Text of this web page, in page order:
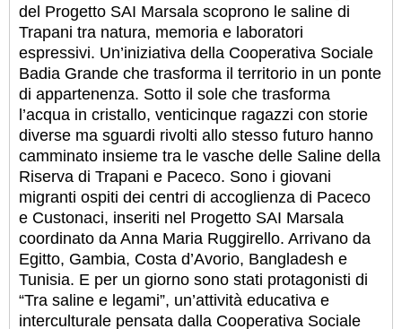
del Progetto SAI Marsala scoprono le saline di
Trapani tra natura, memoria e laboratori
espressivi. Un’iniziativa della Cooperativa Sociale
Badia Grande che trasforma il territorio in un ponte
di appartenenza. Sotto il sole che trasforma
l’acqua in cristallo, venticinque ragazzi con storie
diverse ma sguardi rivolti allo stesso futuro hanno
camminato insieme tra le vasche delle Saline della
Riserva di Trapani e Paceco. Sono i giovani
migranti ospiti dei centri di accoglienza di Paceco
e Custonaci, inseriti nel Progetto SAI Marsala
coordinato da Anna Maria Ruggirello. Arrivano da
Egitto, Gambia, Costa d’Avorio, Bangladesh e
Tunisia. E per un giorno sono stati protagonisti di
“Tra saline e legami”, un’attività educativa e
interculturale pensata dalla Cooperativa Sociale